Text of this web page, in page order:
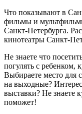
Что показывают в
фильмы и
Санкт-Петербурга.
кинотеатры Санкт-
Не знаете что
погулять с ребенком,
Выбираете место для
на выходные?
выставки? Не знаете
поможет!